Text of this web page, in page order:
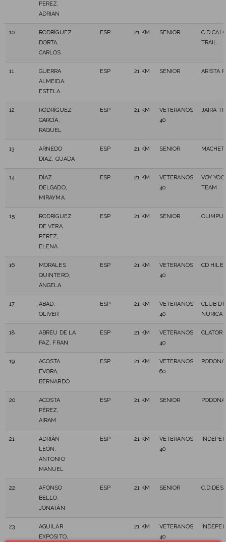
PEREZ,
ADRIAN
10
RODRÍGUEZ
DORTA,
CARLOS
ESP 21 KM SENIOR
C.D
TRAIL
11
GUERRA
ALMEIDA,
ESTELA
ESP 21 KM SENIOR ARISTA
12
RODRÍGUEZ
GARCÍA,
RAQUEL
ESP 21 KM
VETERANOS
40
JAIRA
13
ARNEDO
DIAZ, GUADA
ESP 21 KM SENIOR
14
DÍAZ
DELGADO,
MIRAYMA
ESP 21 KM
VETERANOS
40
VOY
TEAM
15
RODRÍGUEZ
DE VERA
PEREZ,
ELENA
ESP 21 KM SENIOR
16
MORALES
QUINTERO,
ÁNGELA
ESP 21 KM
VETERANOS
40
CD
17
ABAD,
OLIVER
ESP 21 KM
VETERANOS
40
CLUB
18
ABREU DE LA
PAZ, FRAN
ESP 21 KM
VETERANOS
40
CLATOR
19
ACOSTA
ÉVORA,
BERNARDO
ESP 21 KM
VETERANOS
60
20
ACOSTA
PÉREZ,
AIRAM
ESP 21 KM SENIOR
21
ADRIÁN
LEÓN,
ANTONIO
MANUEL
ESP 21 KM
VETERANOS
40
22
AFONSO
BELLO,
JONATÁN
ESP 21 KM SENIOR
23
AGUILAR
EXPOSITO,
21 KM
VETERANOS
40